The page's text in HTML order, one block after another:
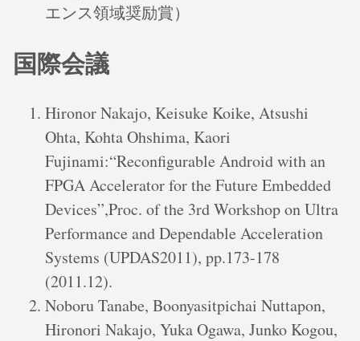
エンス領域奨励賞）
国際会議
Hironor Nakajo, Keisuke Koike, Atsushi
Ohta, Kohta Ohshima, Kaori
Fujinami:“Reconfigurable Android with an
FPGA Accelerator for the Future Embedded
Devices”,Proc. of the 3rd Workshop on Ultra
Performance and Dependable Acceleration
Systems (UPDAS2011), pp.173-178
(2011.12).
Noboru Tanabe, Boonyasitpichai Nuttapon,
Hironori Nakajo, Yuka Ogawa, Junko Kogou,